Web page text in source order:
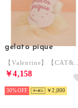
gelato pique
￥4,158
30% ￥2,000